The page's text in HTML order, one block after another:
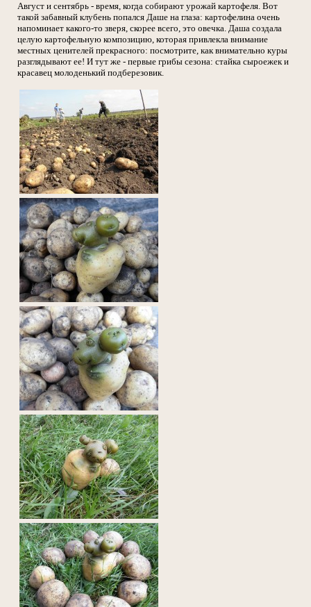
Август и сентябрь - время, когда собирают урожай картофеля. Вот
такой забавный клубень попался Даше на глаза: картофелина очень
напоминает какого-то зверя, скорее всего, это овечка. Даша создала
целую картофельную композицию, которая привлекла внимание
местных ценителей прекрасного: посмотрите, как внимательно куры
разглядывают ее! И тут же - первые грибы сезона: стайка сыроежек и
красавец молоденький подберезовик.